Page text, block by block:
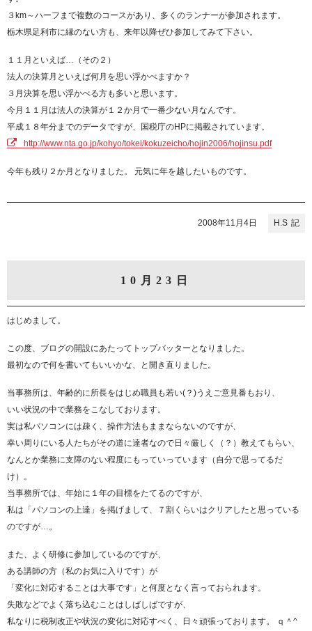
３km～ハーフまで複数のコースがあり、多くのランナーが参加されます。
栃木県足利市に縁のない方も、来年以降ぜひ参加してみて下さい。
１１月といえば…（その２）
法人の決算月といえば何月を思い浮かべますか？
３月決算を思い浮かべる方も多いと思います。
今月１１月は法人の決算が１２か月で一番少ない月なんです。
平成１８年分までのデータですが、国税庁のHPに掲載されています。
http://www.nta.go.jp/kohyo/tokei/kokuzeicho/hojin2006/hojinsu.pdf
今年も残り２か月となりました。 元気に年を越したいものです。
H.S
2008年11月4日
10月23日
はじめまして。
この度、ブログの開設にあたってトップバッターとなりました。
最初なので何を書いてもいいかな、と開き直りました。
当事務所は、年齢的に所長をはじめ職員も若い(？)うえご意見番もおり、
いい状況の中で業務をこなしております。
実は私パソコンには疎く、操作方法もままならないのですが、
幸い周りにいる人たちがその道に達者なので日々厳しく（？）教えてもらい、
なんとか業務に支障のない程度にもっていっています（自分で思ってるだ
け）。
当事務所では、年始に１年の目標をたてるのですが、
私は「パソコンの上達」を掲げまして、７割くらいはクリアしたと思っている
のですが…。
また、よく研修に参加しているのですが、
ある講師の方（私のお気に入りです）が
「変化に対応することは大事です」と何度となく言っておられます。
失敗などでよく落ち込むことはしばしばですが、
私なりに税制改正や状況の変化に対応すべく、日々頑張っております。 ｑ＾^